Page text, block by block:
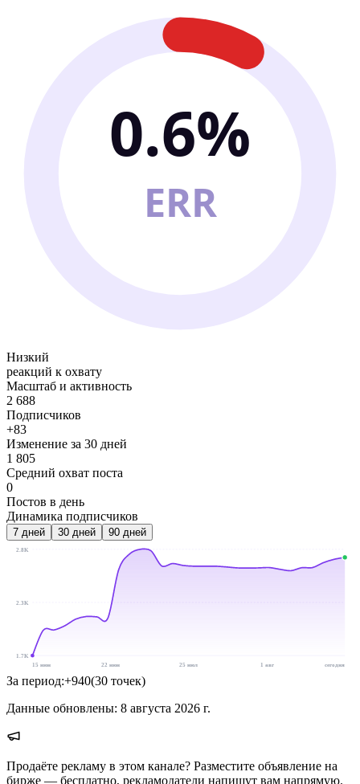
0.6%
ERR
Низкий
реакций к охвату
Масштаб и активность
2 688
Подписчиков
+83
Изменение за 30 дней
1 805
Средний охват поста
0
Постов в день
Динамика подписчиков
7 дней 30 дней 90 дней
2.8K
2.3K
1.7K
15 июн
22 июн 25 июл 1 авг сегодня
За период:+940(30 точек)
Данные обновлены: 8 августа 2026 г.
Продаёте рекламу в этом канале? Разместите объявление на
бирже — бесплатно, рекламодатели напишут вам напрямую.